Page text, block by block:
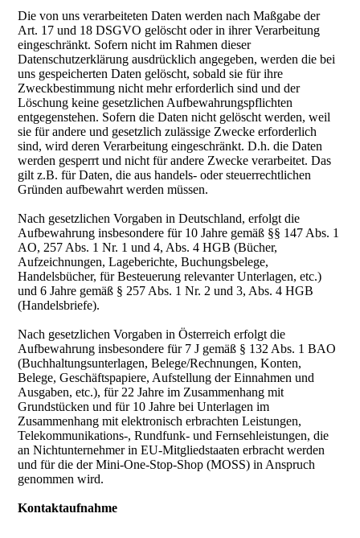
Die von uns verarbeiteten Daten werden nach Maßgabe der
Art. 17 und 18 DSGVO gelöscht oder in ihrer Verarbeitung
eingeschränkt. Sofern nicht im Rahmen dieser
Datenschutzerklärung ausdrücklich angegeben, werden die bei
uns gespeicherten Daten gelöscht, sobald sie für ihre
Zweckbestimmung nicht mehr erforderlich sind und der
Löschung keine gesetzlichen Aufbewahrungspflichten
entgegenstehen. Sofern die Daten nicht gelöscht werden, weil
sie für andere und gesetzlich zulässige Zwecke erforderlich
sind, wird deren Verarbeitung eingeschränkt. D.h. die Daten
werden gesperrt und nicht für andere Zwecke verarbeitet. Das
gilt z.B. für Daten, die aus handels- oder steuerrechtlichen
Gründen aufbewahrt werden müssen.
Nach gesetzlichen Vorgaben in Deutschland, erfolgt die
Aufbewahrung insbesondere für 10 Jahre gemäß §§ 147 Abs. 1
AO, 257 Abs. 1 Nr. 1 und 4, Abs. 4 HGB (Bücher,
Aufzeichnungen, Lageberichte, Buchungsbelege,
Handelsbücher, für Besteuerung relevanter Unterlagen, etc.)
und 6 Jahre gemäß § 257 Abs. 1 Nr. 2 und 3, Abs. 4 HGB
(Handelsbriefe).
Nach gesetzlichen Vorgaben in Österreich erfolgt die
Aufbewahrung insbesondere für 7 J gemäß § 132 Abs. 1 BAO
(Buchhaltungsunterlagen, Belege/Rechnungen, Konten,
Belege, Geschäftspapiere, Aufstellung der Einnahmen und
Ausgaben, etc.), für 22 Jahre im Zusammenhang mit
Grundstücken und für 10 Jahre bei Unterlagen im
Zusammenhang mit elektronisch erbrachten Leistungen,
Telekommunikations-, Rundfunk- und Fernsehleistungen, die
an Nichtunternehmer in EU-Mitgliedstaaten erbracht werden
und für die der Mini-One-Stop-Shop (MOSS) in Anspruch
genommen wird.
Kontaktaufnahme